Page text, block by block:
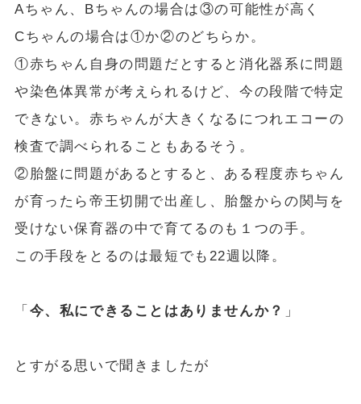
Aちゃん、Bちゃんの場合は③の可能性が高く
Cちゃんの場合は①か②のどちらか。
①赤ちゃん自身の問題だとすると消化器系に問題
や染色体異常が考えられるけど、今の段階で特定
できない。赤ちゃんが大きくなるにつれエコーの
検査で調べられることもあるそう。
②胎盤に問題があるとすると、ある程度赤ちゃん
が育ったら帝王切開で出産し、胎盤からの関与を
受けない保育器の中で育てるのも１つの手。
この手段をとるのは最短でも22週以降。
「 今、私にできることはありませんか？ 」
とすがる思いで聞きましたが